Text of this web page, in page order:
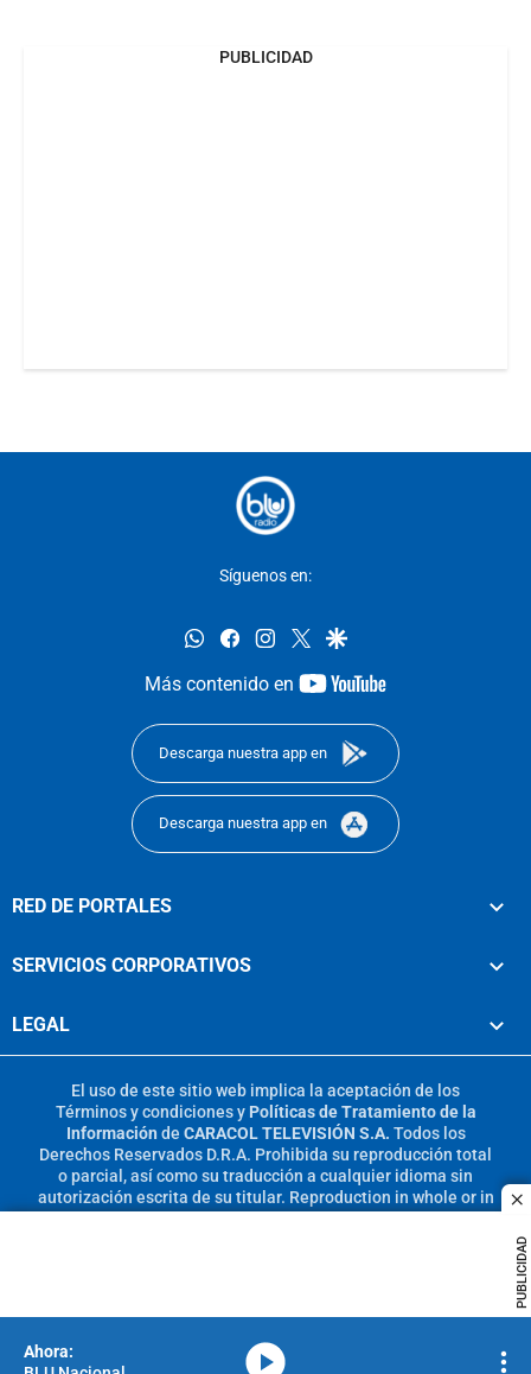
PUBLICIDAD
PUBLICIDAD
Síguenos en:
whatsappfacebookinstagram
twittergoogle
Más contenido en
youtube-
Descarga nuestra app en
Descarga nuestra app en
RED DE PORTALES
SERVICIOS CORPORATIVOS
LEGAL
El uso de este sitio web implica la aceptación de los
Términos y condicionesy Políticas de Tratamiento de la
Información de CARACOL TELEVISIÓN S.A. Todos los
Derechos Reservados D.R.A. Prohibida su reproducción total
o parcial, así como su traducción a cualquier idioma sin
autorización escrita de su titular. Reproduction in whole or in